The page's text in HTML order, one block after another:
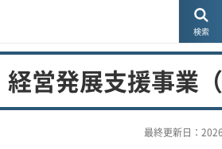
検索
経営発展支援事業（
最終更新日：